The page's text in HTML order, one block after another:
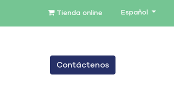
Tienda online Español
BLOG
Contáctenos